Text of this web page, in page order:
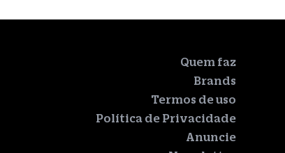
Quem faz
Brands
Termos de uso
Política de Privacidade
Anuncie